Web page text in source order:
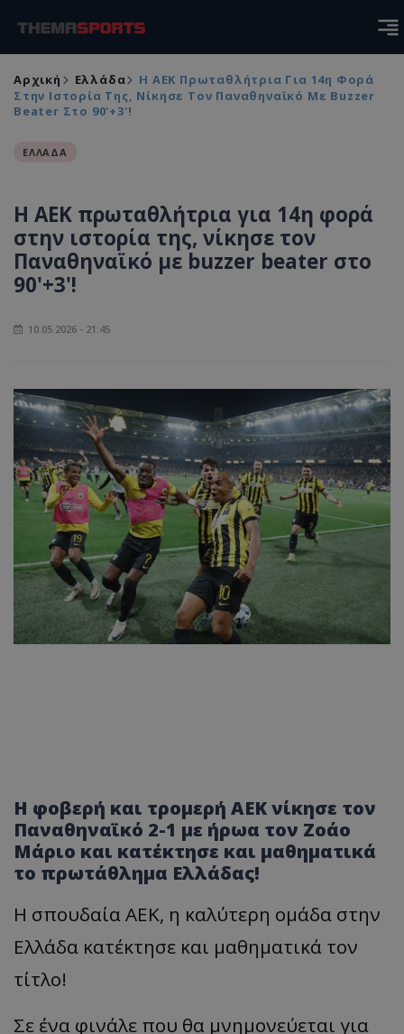
Αρχική Ελλάδα
Η ΑΕΚ Πρωταθλήτρια Για 14η Φορά
Στην Ιστορία Της, Νίκησε Τον Παναθηναϊκό Με Buzzer
Beater Στο 90'+3'!
ΕΛΛΑΔΑ
Η ΑΕΚ πρωταθλήτρια για 14η φορά
στην ιστορία της, νίκησε τον
Παναθηναϊκό με buzzer beater στο
90'+3'!
10.05.2026 - 21:45
Η φοβερή και τρομερή ΑΕΚ νίκησε τον
Παναθηναϊκό 2-1 με ήρωα τον Ζοάο
Μάριο και κατέκτησε και μαθηματικά
το πρωτάθλημα Ελλάδας!
Η σπουδαία ΑΕΚ, η καλύτερη ομάδα στην
Ελλάδα κατέκτησε και μαθηματικά τον
τίτλο!
Σε ένα φινάλε που θα μνημονεύεται για